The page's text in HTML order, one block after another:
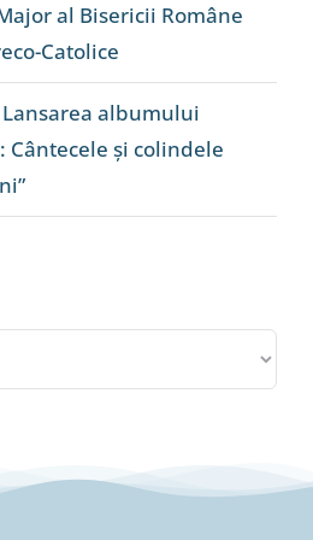
al Bisericii Române
Catolice
albumului
Cântecele și colindele